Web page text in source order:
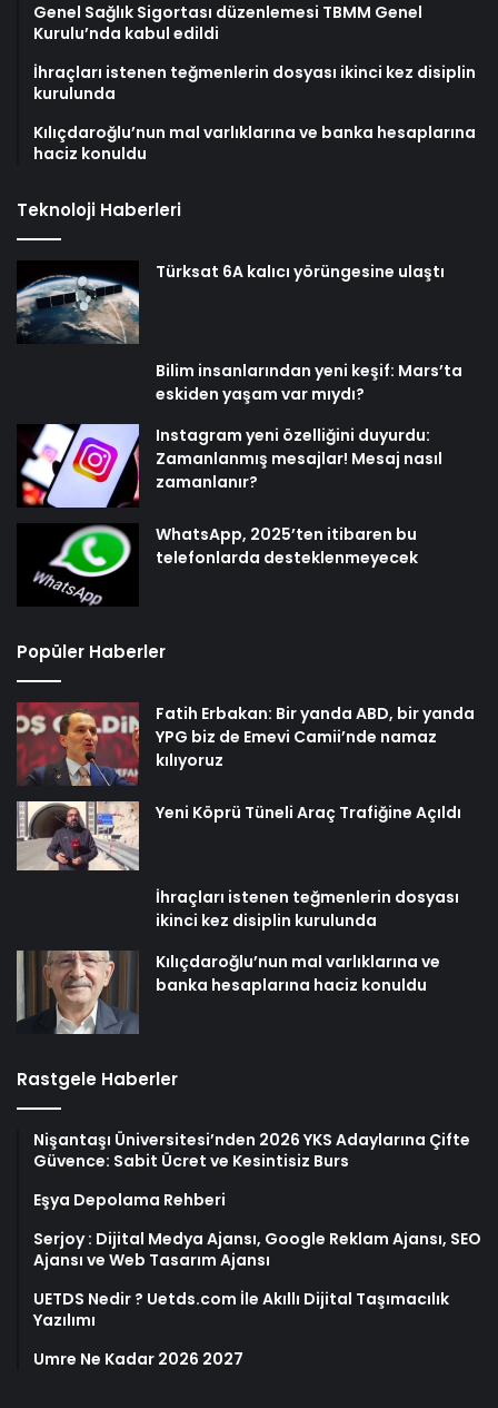
Genel Sağlık Sigortası düzenlemesi TBMM Genel
Kurulu’nda kabul edildi
İhraçları istenen teğmenlerin dosyası ikinci kez disiplin
kurulunda
Kılıçdaroğlu’nun mal varlıklarına ve banka hesaplarına
haciz konuldu
Teknoloji Haberleri
Türksat 6A kalıcı yörüngesine ulaştı
Bilim insanlarından yeni keşif: Mars’ta
eskiden yaşam var mıydı?
Instagram yeni özelliğini duyurdu:
Zamanlanmış mesajlar! Mesaj nasıl
zamanlanır?
WhatsApp, 2025’ten itibaren bu
telefonlarda desteklenmeyecek
Popüler Haberler
Fatih Erbakan: Bir yanda ABD, bir yanda
YPG biz de Emevi Camii’nde namaz
kılıyoruz
Yeni Köprü Tüneli Araç Trafiğine Açıldı
İhraçları istenen teğmenlerin dosyası
ikinci kez disiplin kurulunda
Kılıçdaroğlu’nun mal varlıklarına ve
banka hesaplarına haciz konuldu
Rastgele Haberler
Nişantaşı Üniversitesi’nden 2026 YKS Adaylarına Çifte
Güvence: Sabit Ücret ve Kesintisiz Burs
Eşya Depolama Rehberi
Serjoy : Dijital Medya Ajansı, Google Reklam Ajansı, SEO
Ajansı ve Web Tasarım Ajansı
UETDS Nedir ? Uetds.com İle Akıllı Dijital Taşımacılık
Yazılımı
Umre Ne Kadar 2026 2027